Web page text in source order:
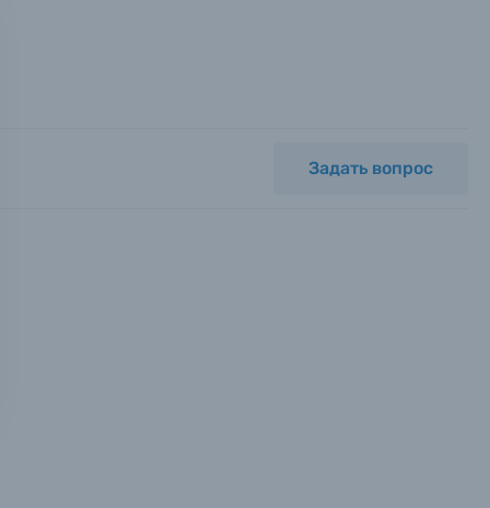
с
Задать вопрос